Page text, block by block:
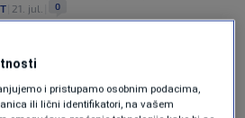
21. jul. 0
i pristupamo osobnim podacima,
ili lični identifikatori, na vašem